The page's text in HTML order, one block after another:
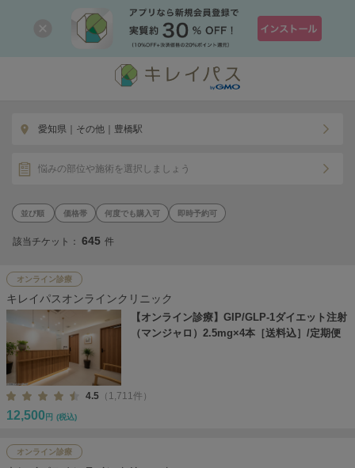
愛知県｜その他｜豊橋駅
悩みの部位や施術を選択しましょう
価格帯 何度でも購入可 即時予約可
該当チケット： 645 件
オンライン診療
キレイパスオンラインクリニック
【オンライン診療】GIP/GLP-1ダイエット注射
（マンジャロ）2.5mg×4本［送料込］/定期便
4.5 （1,711件）
12,500 円 (税込)
オンライン診療